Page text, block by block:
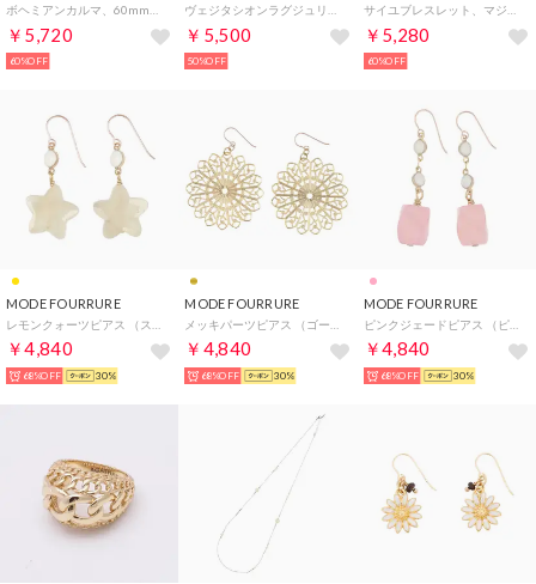
￥5,720
60%OFF
￥5,500
50%OFF
￥5,280
60%OFF
MODE FOURRURE
￥4,840
68%OFF 30%
MODE FOURRURE
￥4,840
68%OFF 30%
MODE FOURRURE
ピンクジェードピアス （ピンクジェード）
￥4,840
68%OFF 30%